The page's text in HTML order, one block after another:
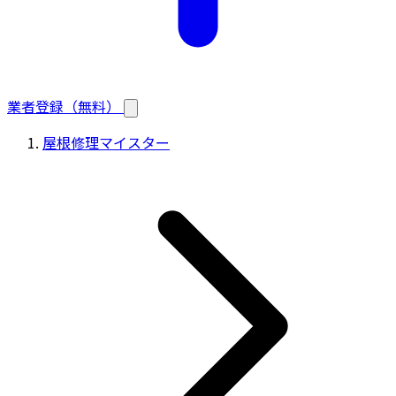
業者登録（無料）
屋根修理マイスター